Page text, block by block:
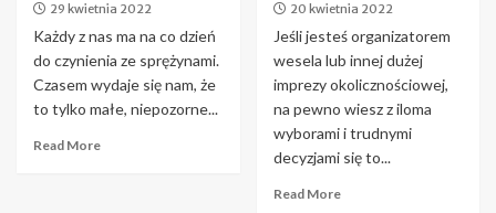
29 kwietnia 2022
Każdy z nas ma na co dzień
do czynienia ze sprężynami.
Czasem wydaje się nam, że
to tylko małe, niepozorne...
Read More
20 kwietnia 2022
Jeśli jesteś organizatorem
wesela lub innej dużej
imprezy okolicznościowej,
na pewno wiesz z iloma
wyborami i trudnymi
decyzjami się to...
Read More